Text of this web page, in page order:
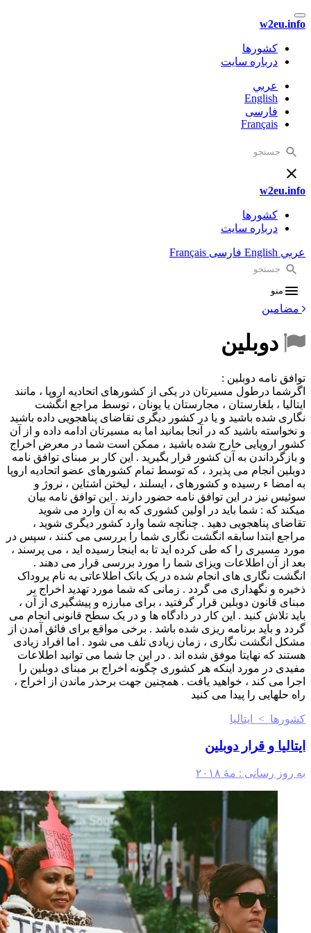
w2eu.info
کشورها
درباره سایت
عربي
English
فارسی
Français
w2eu.info
کشورها
درباره سایت
عربي English فارسی Français
منو
مضامین
دوبلین
توافق نامه دوبلین :
اگرشما درطول مسیرتان در یکی از کشورهای اتحادیه اروپا ، مانند
ایتالیا ، بلغارستان ، مجارستان یا یونان ، توسط مراجع انگشت
نگاری شده باشید و یا در کشور دیگری تقاضای پناهجویی داده باشید
و نخواسته باشید که در آنجا بمانید اما به مسیرتان ادامه داده و از آن
کشور اروپایی خارج شده باشید ، ممکن است شما در معرض اخراج
و بازگرداندن به آن کشور قرار بگیرید . این کار بر مبنای توافق نامه
دوبلین انجام می پذیرد ، که توسط تمام کشورهای عضو اتحادیه اروپا
به امضا ء رسیده و کشورهای ، ایسلند ، لیختن اشتاین ، نروژ و
سوئیس نیز در این توافق نامه حضور دارند . این توافق نامه بیان
میکند که : شما باید در اولین کشوری که به آن وارد می شوید
تقاضای پناهجویی دهید . چنانچه شما وارد کشور دیگری شوید ،
مراجع ابتدا سابقه انگشت نگاری شما را بررسی می کنند ، سپس در
مورد مسیری را که طی کرده اید تا به اینجا رسیده اید ، می پرسند ،
بعد از آن اطلاعات ویزای شما را مورد بررسی قرار می دهند .
انگشت نگاری های انجام شده در یک بانک اطلاعاتی به نام یروداک
ذخیره و نگهداری می گردد . زمانی که شما مورد تهدید اخراج بر
مبنای قانون دوبلین قرار گرفتید ، برای مبارزه و پیشگیری از آن ،
باید تلاش کنید . این کار در دادگاه ها و در یک سطح قانونی انجام می
گردد و باید برنامه ریزی شده باشد . برخی مواقع برای فائق آمدن از
مشکل انگشت نگاری ، زمان زیادی تلف می شود . اما افراد زیادی
هستند که نهایتا موفق شده اند . در این جا شما می توانید اطلاعات
مفیدی در مورد اینکه هر کشوری چگونه اخراج بر مبنای دوبلین را
اجرا می کند ، خواهید یافت . همچنین جهت برحذر ماندن از اخراج ،
راه حلهایی را پیدا می کنید
کشورها > ایتالیا
ایتالیا و قرار دوبلین
به روز رسانی : مهٔ ۲۰۱۸